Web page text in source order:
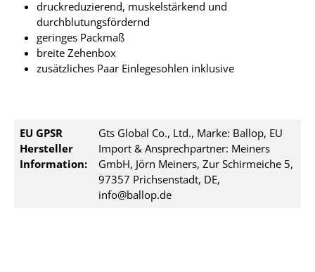
druckreduzierend, muskelstärkend und
durchblutungsfördernd
geringes Packmaß
breite Zehenbox
zusätzliches Paar Einlegesohlen inklusive
EU GPSR
Hersteller
Information:
Gts Global Co., Ltd., Marke: Ballop, EU
Import & Ansprechpartner: Meiners
GmbH, Jörn Meiners, Zur Schirmeiche 5,
97357 Prichsenstadt, DE,
info@ballop.de